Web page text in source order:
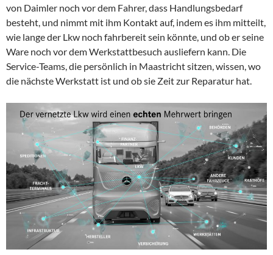
von Daimler noch vor dem Fahrer, dass Handlungsbedarf
besteht, und nimmt mit ihm Kontakt auf, indem es ihm mitteilt,
wie lange der Lkw noch fahrbereit sein könnte, und ob er seine
Ware noch vor dem Werkstattbesuch ausliefern kann. Die
Service-Teams, die persönlich in Maastricht sitzen, wissen, wo
die nächste Werkstatt ist und ob sie Zeit zur Reparatur hat.